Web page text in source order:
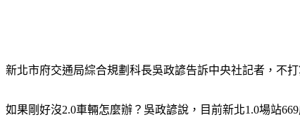
新北市府交通局綜合規劃科長吳政諺告訴中央社記者，不
如果剛好沒2.0車輛怎麼辦？吳政諺說，目前新北1.0場站